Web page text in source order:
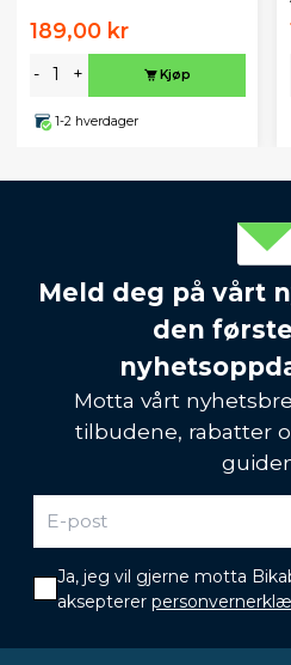
189,00 kr
- + Kjøp
1-2 hverdager
Meld deg på vårt
den
Motta vårt
tilbudene, rabatter
Ja, jeg vil gjerne motta
aksepterer